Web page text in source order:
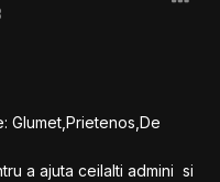
Glumet,Prietenos,De
a ajuta ceilalti admini si